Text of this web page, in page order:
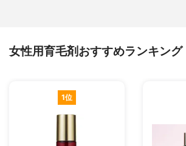
女性用育毛剤おすすめランキング
1位